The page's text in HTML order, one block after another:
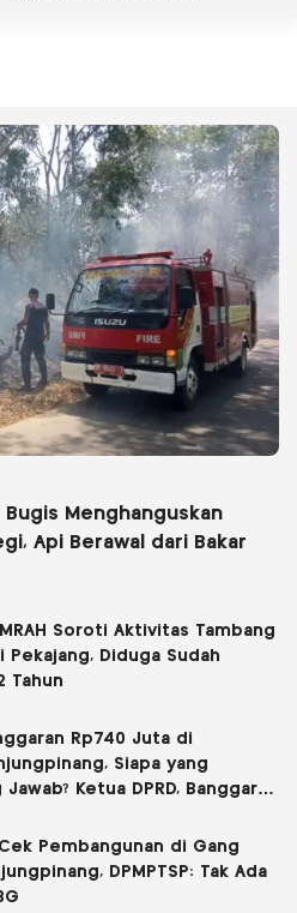
Bugis Menghanguskan
Api Berawal dari Bakar
Soroti Aktivitas Tambang
Pekajang, Diduga Sudah
Tahun
Rp740 Juta di
Siapa yang
Ketua DPRD, Banggar
DPRD?
Cek Pembangunan di Gang
DPMPTSP: Tak Ada